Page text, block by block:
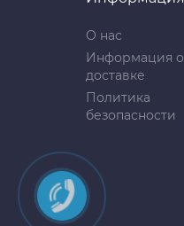
О нас
Информация о
доставке
Политика
безопасности